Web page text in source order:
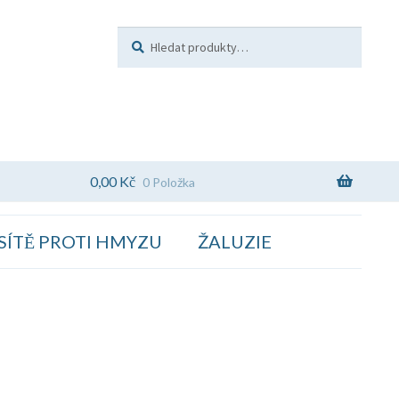
0,00Kč 0 Položka
PROTI HMYZU ŽALUZIE